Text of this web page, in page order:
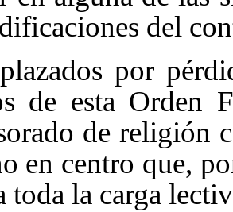
del
por
de esta Orden
de religión
en centro que,
toda la carga